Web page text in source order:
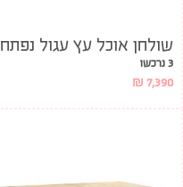
שולחן אוכל עץ עגול נפתח
3 נרכשו
₪ 7,390